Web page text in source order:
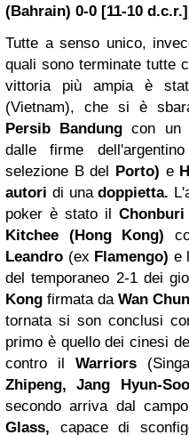
(Bahrain) 0-0 [11-10 d.c.r.]
Tutte a senso unico,
quali sono terminate tutte
vittoria più ampia è
(Vietnam), che si è
Persib Bandung con un
dalle firme dell'argentino
selezione B del Porto) e
autori di unadoppietta.
poker è stato il Chonburi
Kitchee (Hong Kong)
Leandro (ex Flamengo) e
del temporaneo 2-1 dei
Kong firmata da Wan Chun
tornata si son conclusi
primo è quello dei cinesi
contro ilWarriors
Zhipeng, Jang Hyun-Soo
secondo arriva dal
Glass, capace di